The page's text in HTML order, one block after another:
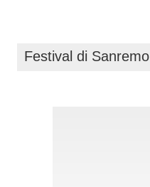
Festival di Sanremo